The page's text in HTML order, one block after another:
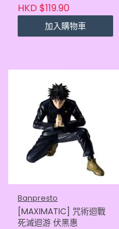
HKD $119.90
加入購物車
Banpresto
[MAXIMATIC] 咒術迴戰
死滅迴游 伏黑惠